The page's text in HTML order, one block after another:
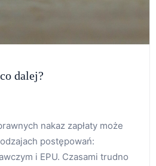
dalej?
nakaz zapłaty może
postępowań:
i EPU. Czasami trudno